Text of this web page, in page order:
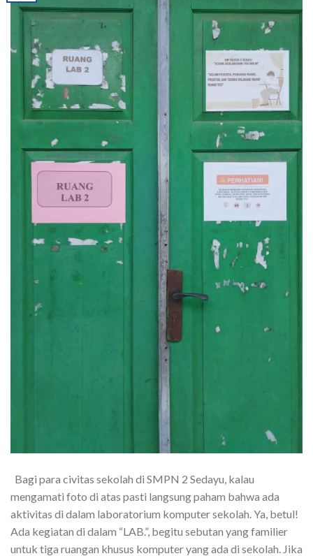
Bagi para civitas sekolah di SMPN 2 Sedayu, kalau
mengamati foto di atas pasti langsung paham bahwa ada
aktivitas di dalam laboratorium komputer sekolah. Ya, betul!
Ada kegiatan di dalam “LAB.”, begitu sebutan yang familier
untuk tiga ruangan khusus komputer yang ada di sekolah. Jika